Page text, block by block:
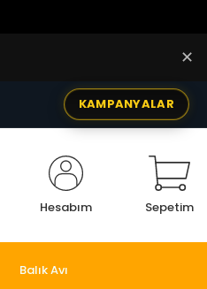
✕
KAMPANYALAR
Hesabım Sepetim
Balık Avı